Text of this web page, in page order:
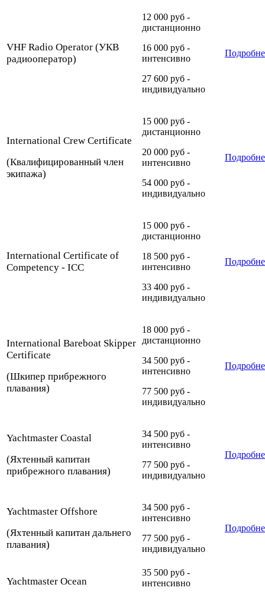
VHF Radio Operator (УКВ
радиооператор)
12 000 руб -
дистанционно
16 000 руб -
интенсивно
27 600 руб -
индивидуально
International Crew Сertificate
(Квалифицированный член
экипажа)
15 000 руб -
дистанционно
20 000 руб -
интенсивно
54 000 руб -
индивидуально
International Certificate of
Competency - ICC
15 000 руб -
дистанционно
18 500 руб -
интенсивно
33 400 руб -
индивидуально
International Bareboat Skipper
Certificate
(Шкипер прибрежного
плавания)
18 000 руб -
дистанционно
34 500 руб -
интенсивно
77 500 руб -
индивидуально
Yachtmaster Coastal
(Яхтенный капитан
прибрежного плавания)
34 500 руб -
интенсивно
77 500 руб -
индивидуально
Yachtmaster Offshore
(Яхтенный капитан дальнего
плавания)
34 500 руб -
интенсивно
77 500 руб -
индивидуально
Yachtmaster Ocean
35 500 руб -
интенсивно